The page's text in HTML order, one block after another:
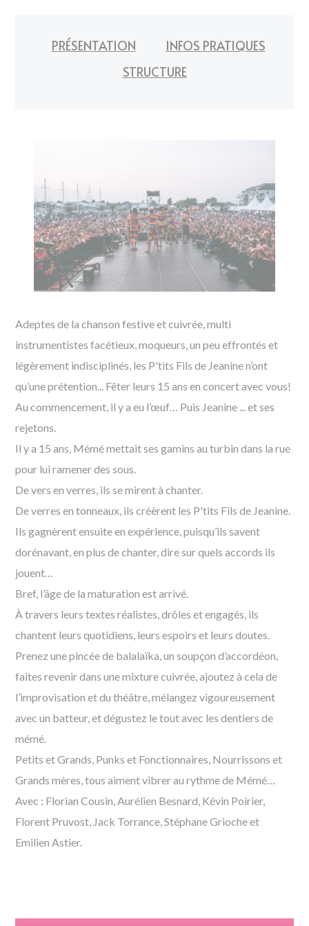
PRÉSENTATION
INFOS PRATIQUES
STRUCTURE
Adeptes de la chanson festive et cuivrée, multi
instrumentistes facétieux, moqueurs, un peu effrontés et
légèrement indisciplinés, les P'tits Fils de Jeanine n’ont
qu’une prétention... Fêter leurs 15 ans en concert avec vous!
Au commencement, il y a eu l’œuf… Puis Jeanine ... et ses
rejetons.
Il y a 15 ans, Mémé mettait ses gamins au turbin dans la rue
pour lui ramener des sous.
De vers en verres, ils se mirent à chanter.
De verres en tonneaux, ils créèrent les P'tits Fils de Jeanine.
Ils gagnèrent ensuite en expérience, puisqu’ils savent
dorénavant, en plus de chanter, dire sur quels accords ils
jouent…
Bref, l’âge de la maturation est arrivé.
À travers leurs textes réalistes, drôles et engagés, ils
chantent leurs quotidiens, leurs espoirs et leurs doutes.
Prenez une pincée de balalaïka, un soupçon d’accordéon,
faites revenir dans une mixture cuivrée, ajoutez à cela de
l’improvisation et du théâtre, mélangez vigoureusement
avec un batteur, et dégustez le tout avec les dentiers de
mémé.
Petits et Grands, Punks et Fonctionnaires, Nourrissons et
Grands mères, tous aiment vibrer au rythme de Mémé…
Avec : Florian Cousin, Aurélien Besnard, Kévin Poirier,
Florent Pruvost, Jack Torrance, Stéphane Grioche et
Emilien Astier.